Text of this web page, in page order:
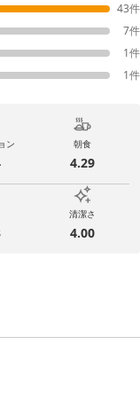
43件
7件
1件
1件
ン 朝食
4.29
清潔さ
4.00